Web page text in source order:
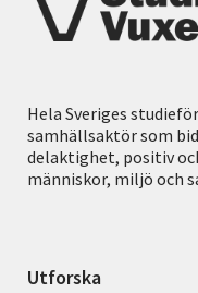
Hela Sveriges
samhällsaktör som
delaktighet, positiv
människor, miljö och
Utforska